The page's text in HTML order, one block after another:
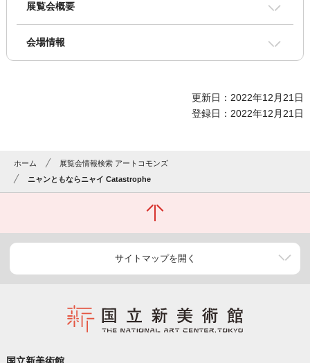
展覧会概要
会場情報
更新日：2022年12月21日
登録日：2022年12月21日
ホーム
展覧会情報検索 アートコモンズ
ニャンともならニャイ Catastrophe
サイトマップを開く